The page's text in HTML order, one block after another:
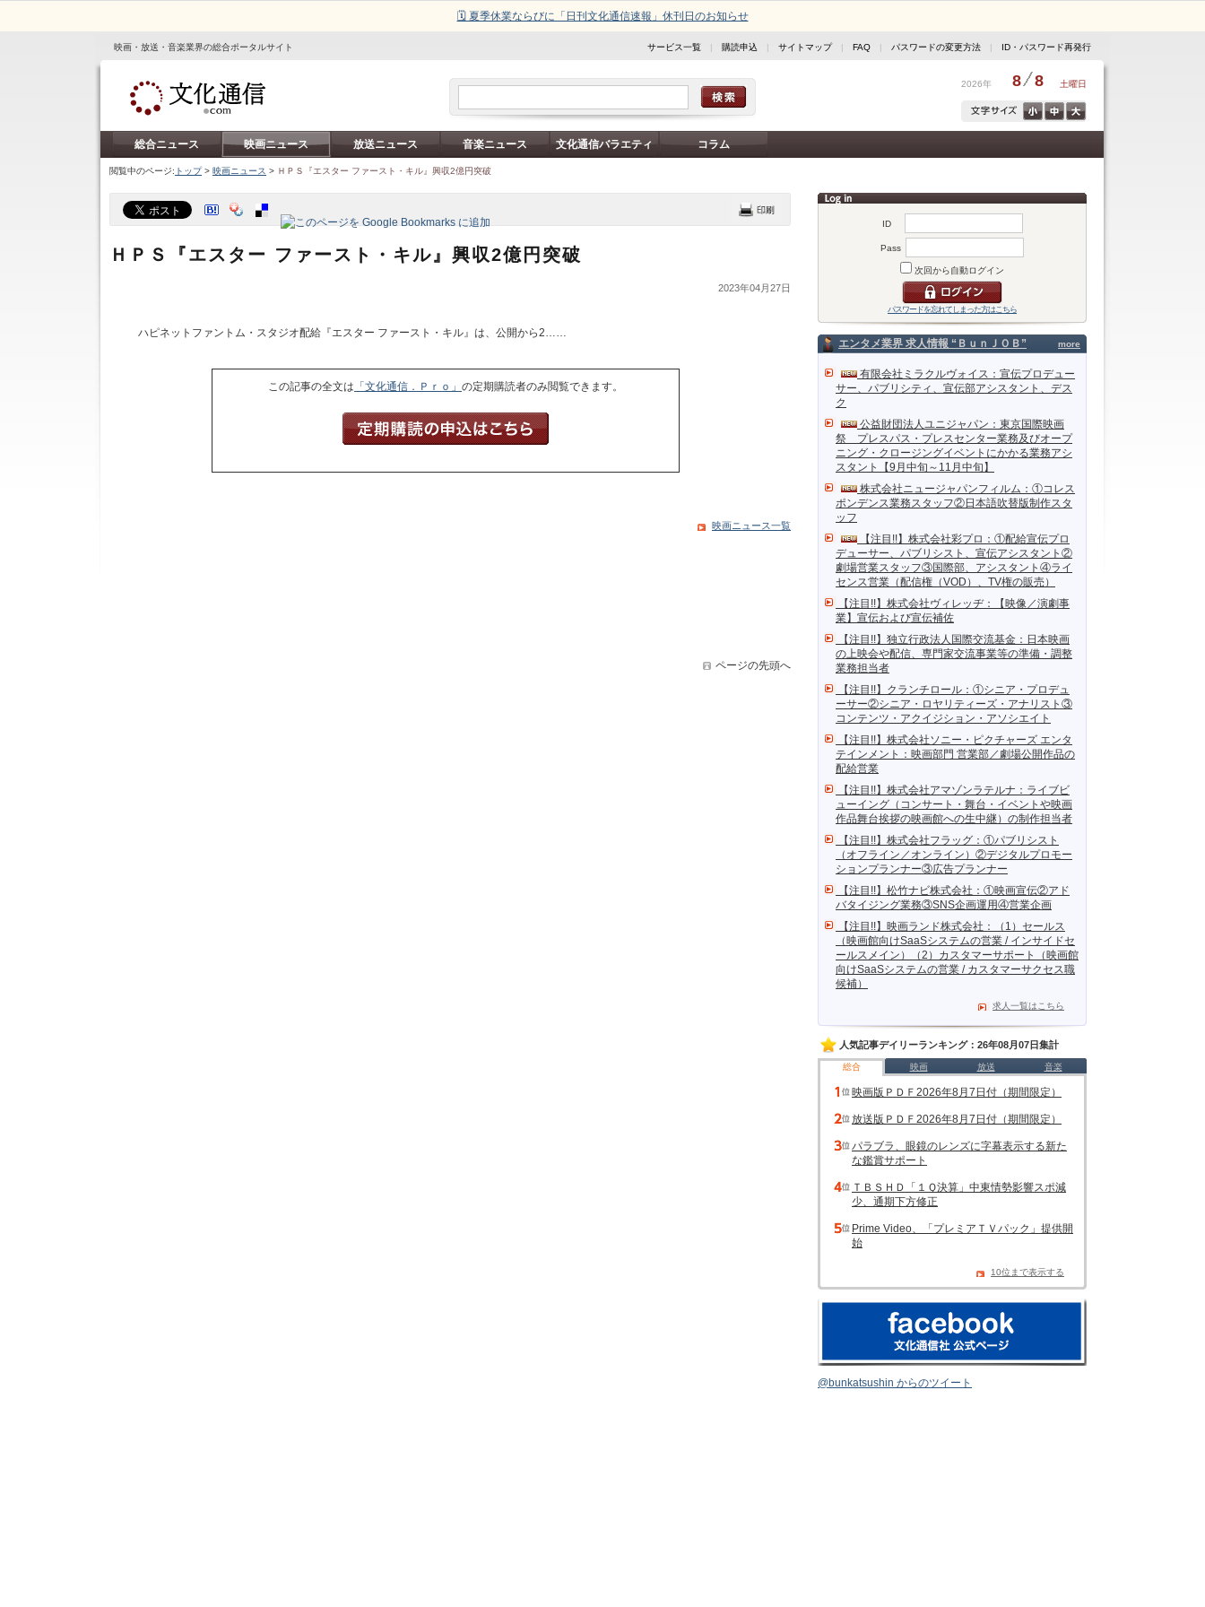
🗓️ 夏季休業ならびに「日刊文化通信速報」休刊日のお知らせ
映画・放送・音楽業界の総合ポータルサイト サービス一覧 | 購読申込 | サイトマップ| FAQ | パスワードの変更方法 | ID・パスワード再発行
2026年 8 8 土曜日
総合ニュース 映画ニュース 放送ニュース 音楽ニュース 文化通信バラエティ コラム
閲覧中のページ: トップ> 映画ニュース > ＨＰＳ『エスター ファースト・キル』興収2億円突破
ID
Pass
次回から自動ログイン
パスワードを忘れてしまった方はこちら
more
エンタメ業界 求人情報 “ＢｕｎＪＯＢ”
有限会社ミラクルヴォイス：宣伝プロデュー
サー、パブリシティ、宣伝部アシスタント、デス
ク
公益財団法人ユニジャパン：東京国際映画
祭 プレスパス・プレスセンター業務及びオープ
ニング・クロージングイベントにかかる業務アシ
スタント【9月中旬～11月中旬】
株式会社ニュージャパンフィルム：①コレス
ポンデンス業務スタッフ②日本語吹替版制作スタ
ッフ
【注目!!】株式会社彩プロ：①配給宣伝プロ
デューサー、パブリシスト、宣伝アシスタント②
劇場営業スタッフ③国際部、アシスタント④ライ
センス営業（配信権（VOD）、TV権の販売）
【注目!!】株式会社ヴィレッヂ：【映像／演劇事
業】宣伝および宣伝補佐
【注目!!】独立行政法人国際交流基金：日本映画
の上映会や配信、専門家交流事業等の準備・調整
業務担当者
【注目!!】クランチロール：①シニア・プロデュ
ーサー②シニア・ロヤリティーズ・アナリスト③
コンテンツ・アクイジション・アソシエイト
【注目!!】株式会社ソニー・ピクチャーズ エンタ
テインメント：映画部門 営業部／劇場公開作品の
配給営業
【注目!!】株式会社アマゾンラテルナ：ライブビ
ューイング（コンサート・舞台・イベントや映画
作品舞台挨拶の映画館への生中継）の制作担当者
【注目!!】株式会社フラッグ：①パブリシスト
（オフライン／オンライン）②デジタルプロモー
ションプランナー③広告プランナー
【注目!!】松竹ナビ株式会社：①映画宣伝②アド
バタイジング業務③SNS企画運用④営業企画
【注目!!】映画ランド株式会社：（1）セールス
（映画館向けSaaSシステムの営業 / インサイドセ
ールスメイン）（2）カスタマーサポート（映画館
向けSaaSシステムの営業 / カスタマーサクセス職
候補）
求人一覧はこちら
人気記事デイリーランキング：26年08月07日集計
総合 映画 放送 音楽
映画版ＰＤＦ2026年8月7日付（期間限定）
放送版ＰＤＦ2026年8月7日付（期間限定）
パラブラ、眼鏡のレンズに字幕表示する新た
な鑑賞サポート
ＴＢＳＨＤ「１Ｑ決算」中東情勢影響スポ減
少、通期下方修正
Prime Video、「プレミアＴＶパック」提供開
始
10位まで表示する
@bunkatsushin からのツイート
ＨＰＳ『エスター ファースト・キル』興収2億円突破
2023年04月27日
ハピネットファントム・スタジオ配給『エスター ファースト・キル』は、公開から2……
この記事の全文は 「文化通信．Ｐｒｏ」 の定期購読者のみ閲覧できます。
映画ニュース一覧
ページの先頭へ